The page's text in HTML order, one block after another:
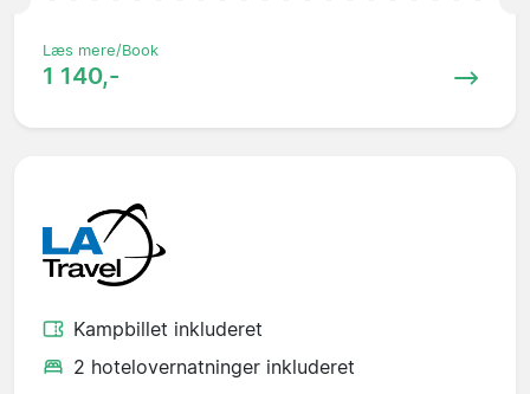
Læs mere/Book
1 140,-
Kampbillet inkluderet
2 hotelovernatninger inkluderet